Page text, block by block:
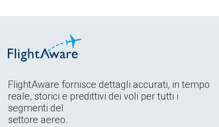
FlightAware fornisce dettagli accurati, in tempo
reale, storici e predittivi dei voli per tutti i
segmenti del
settore aereo.